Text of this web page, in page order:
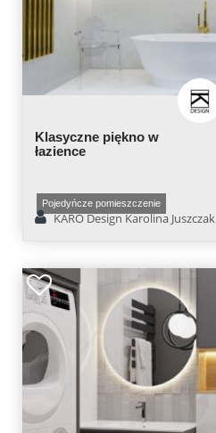
Klasyczne piękno w
łazience
Pojedyńcze pomieszczenie
KARO Design Karolina Juszczak